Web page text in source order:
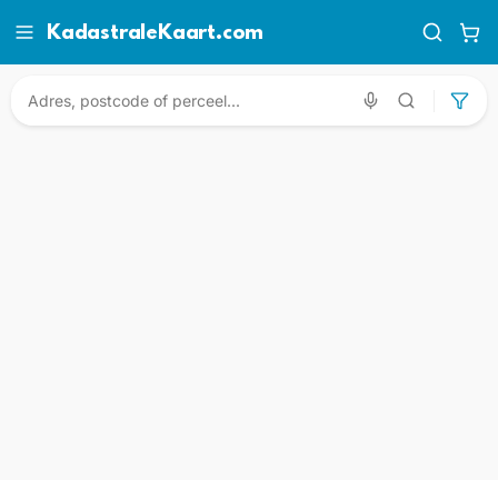
KadastraleKaart.com